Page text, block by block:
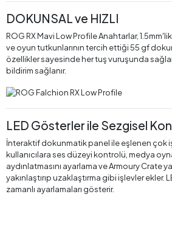
DOKUNSAL ve HIZLI
ROG RX Mavi Low Profile Anahtarlar,
ve oyun tutkunlarının tercih ettiği 55 gf
özellikler sayesinde her tuş vuruşunda
bildirim sağlanır.
LED Gösterler ile Sezgisel
İnteraktif dokunmatik panel ile eşlenen çok
kullanıcılara ses düzeyi kontrolü, medya
aydınlatmasını ayarlama ve Armoury Crate
yakınlaştırıp uzaklaştırma gibi işlevler
zamanlı ayarlamaları gösterir.